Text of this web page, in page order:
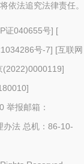
依法追究法律责任。
证040655号] [
号-7] [互联网
(2022)0000119]
]
举报邮箱：
办法 总机：86-10-